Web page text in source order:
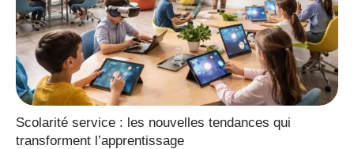
Scolarité service : les nouvelles tendances qui
transforment l’apprentissage